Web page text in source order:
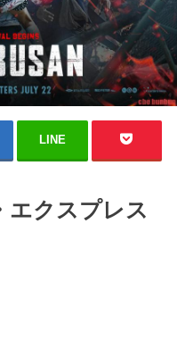
LINE
エクスプレス